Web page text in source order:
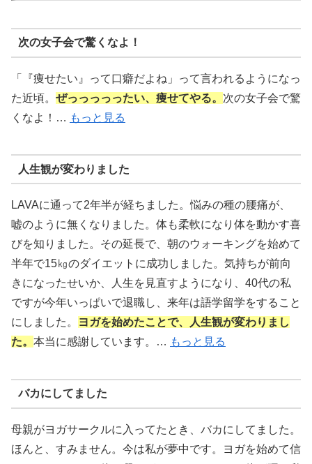
次の女子会で驚くなよ！
「『痩せたい』って口癖だよね」って言われるようになっ
た近頃。 ぜっっっっったい、痩せてやる。 次の女子会で驚
くなよ！… もっと見る
人生観が変わりました
LAVAに通って2年半が経ちました。悩みの種の腰痛が、
嘘のように無くなりました。体も柔軟になり体を動かす喜
びを知りました。その延長で、朝のウォーキングを始めて
半年で15㎏のダイエットに成功しました。気持ちが前向
きになったせいか、人生を見直すようになり、40代の私
ですが今年いっぱいで退職し、来年は語学留学をすること
にしました。
ヨガを始めたことで、人生観が変わりまし
た。 本当に感謝しています。… もっと見る
バカにしてました
母親がヨガサークルに入ってたとき、バカにしてました。
ほんと、すみません。今は私が夢中です。ヨガを始めて信